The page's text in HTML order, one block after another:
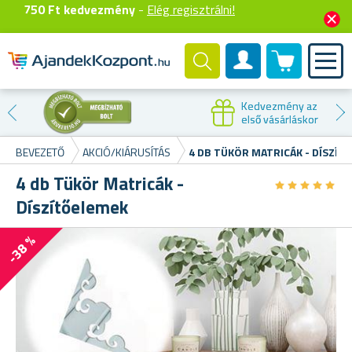
750 Ft kedvezmény - Elég regisztrálni!
Felhasználók fiók
0 termék
Kedvezmény az
első vásárláskor
BEVEZETŐ AKCIÓ/KIÁRUSÍTÁS 4 DB TÜKÖR MATRICÁK -
4 db Tükör Matricák -
Díszítőelemek
★★★★★
★★★★★
-38 %